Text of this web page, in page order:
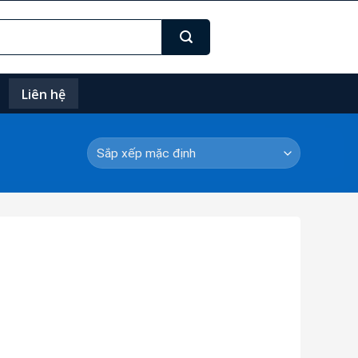
Liên hệ